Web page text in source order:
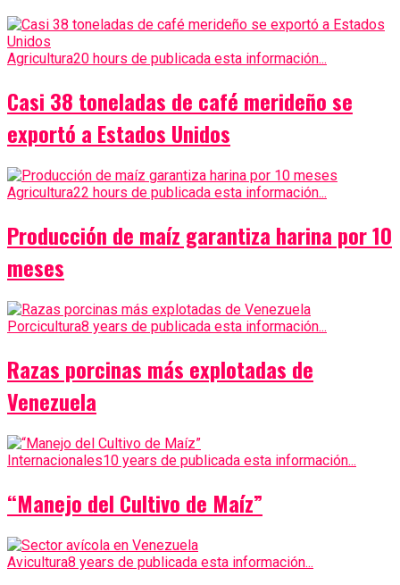
Agricultura20 hours de publicada esta información...
Casi 38 toneladas de café merideño se
exportó a Estados Unidos
Agricultura22 hours de publicada esta información...
Producción de maíz garantiza harina por 10
meses
Porcicultura8 years de publicada esta información...
Razas porcinas más explotadas de
Venezuela
Internacionales10 years de publicada esta información...
“Manejo del Cultivo de Maíz”
Avicultura8 years de publicada esta información...